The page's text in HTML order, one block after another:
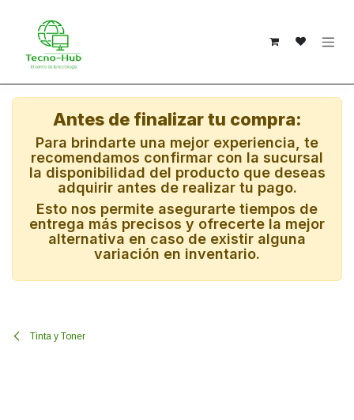
Antes de finalizar tu compra:
Para brindarte una mejor experiencia, te
recomendamos confirmar con la sucursal
la disponibilidad del producto que deseas
adquirir antes de realizar tu pago.
Esto nos permite asegurarte tiempos de
entrega más precisos y ofrecerte la mejor
alternativa en caso de existir alguna
variación en inventario.
Tinta y Toner